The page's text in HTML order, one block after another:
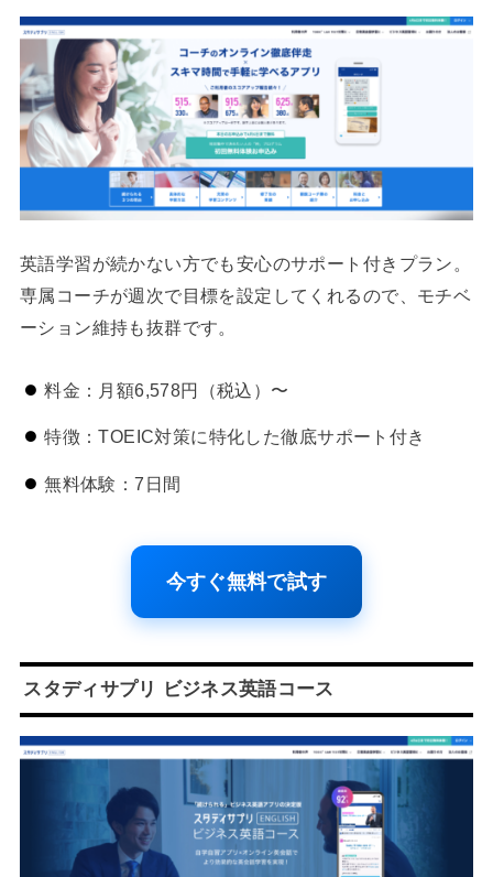
英語学習が続かない方でも安心のサポート付きプラン。
専属コーチが週次で目標を設定してくれるので、モチベ
ーション維持も抜群です。
料金：月額6,578円（税込）〜
特徴：TOEIC対策に特化した徹底サポート付き
無料体験：7日間
今すぐ無料で試す
スタディサプリ ビジネス英語コース